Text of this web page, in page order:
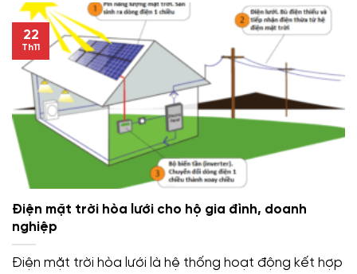
Điện mặt trời hòa lưới cho hộ gia đình, doanh
nghiệp
Điện mặt trời hòa lưới là hệ thống hoạt động kết hợp
22
Th11